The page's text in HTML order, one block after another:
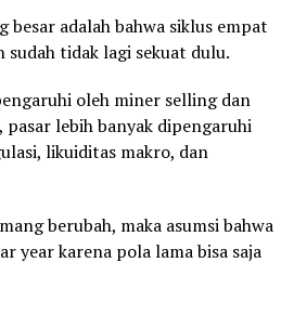
adalah bahwa siklus empat
sudah tidak lagi sekuat dulu.
oleh miner selling dan
pasar lebih banyak dipengaruhi
likuiditas makro, dan
berubah, maka asumsi bahwa
year karena pola lama bisa saja